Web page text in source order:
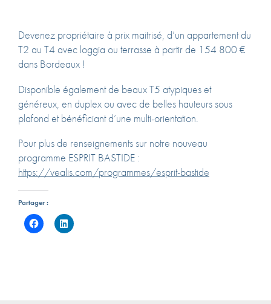
Devenez propriétaire à prix maitrisé, d’un appartement du
T2 au T4 avec loggia ou terrasse à partir de 154 800 €
dans Bordeaux !
Disponible également de beaux T5 atypiques et
généreux, en duplex ou avec de belles hauteurs sous
plafond et bénéficiant d’une multi-orientation.
Pour plus de renseignements sur notre nouveau
programme ESPRIT BASTIDE :
https://vealis.com/programmes/esprit-bastide
Partager :